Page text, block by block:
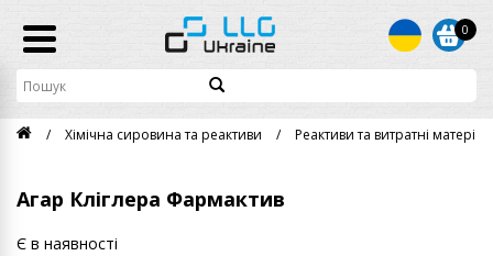
0
Хімічна сировина та реактиви Реактиви та витратні
Агар Кліглера Фармактив
Є в наявності